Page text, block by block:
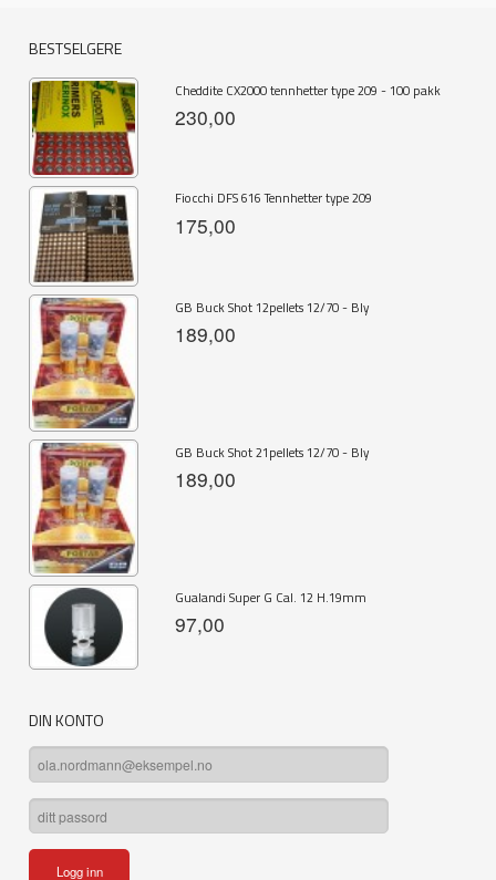
BESTSELGERE
Cheddite CX2000 tennhetter type 209 - 100 pakk
230,00
Fiocchi DFS 616 Tennhetter type 209
175,00
GB Buck Shot 12pellets 12/70 - Bly
189,00
GB Buck Shot 21pellets 12/70 - Bly
189,00
Gualandi Super G Cal. 12 H.19mm
97,00
DIN KONTO